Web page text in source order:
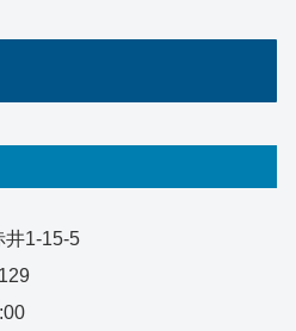
井1-15-5